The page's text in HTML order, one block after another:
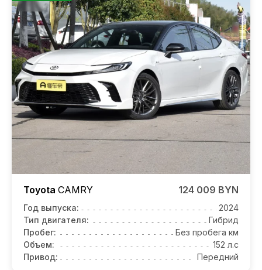
Toyota CAMRY 124 009 BYN
Год выпуска:
2024
Тип двигателя:
Гибрид
Пробег:
Без пробега км
Объем:
152 л.с
Привод:
Передний